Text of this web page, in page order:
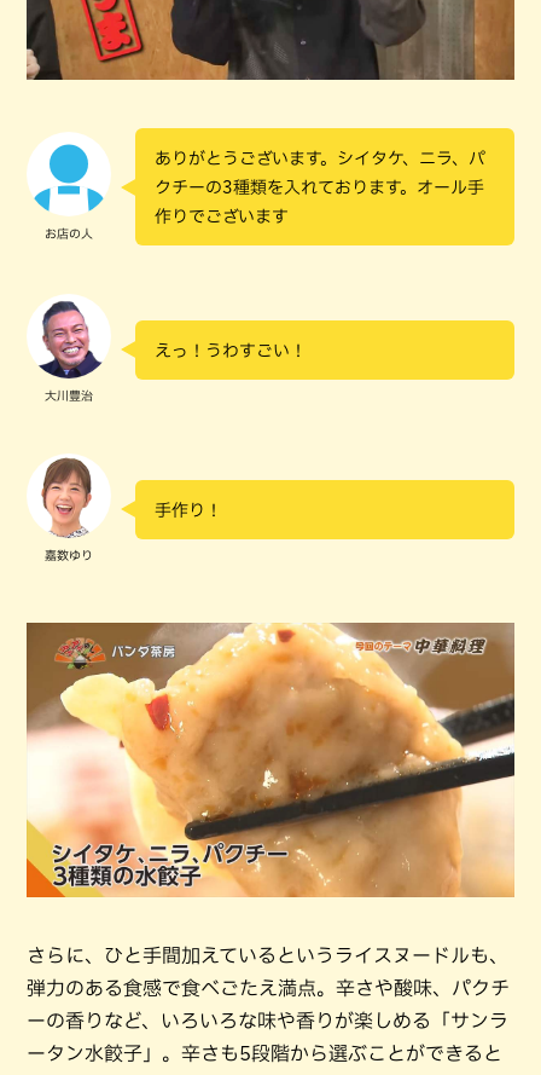
お店の人
ありがとうございます。シイタケ、ニラ、パ
クチーの3種類を入れております。オール手
作りでございます
大川豊治
えっ！うわすごい！
嘉数ゆり
手作り！
さらに、ひと手間加えているというライスヌードルも、
弾力のある食感で食べごたえ満点。辛さや酸味、パクチ
ーの香りなど、いろいろな味や香りが楽しめる「サンラ
ータン水餃子」。辛さも5段階から選ぶことができると